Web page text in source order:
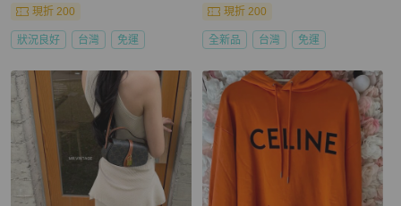
現折 200
狀況良好 台灣 免運
現折 200
全新品 台灣 免運